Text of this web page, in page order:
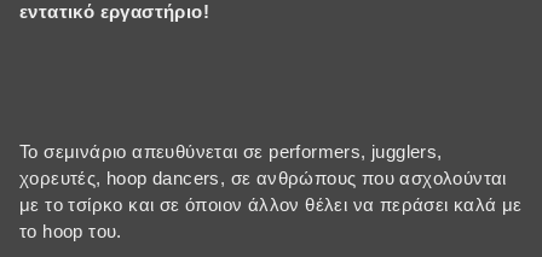
εντατικό εργαστήριο!
Το σεμινάριο απευθύνεται σε performers, jugglers,
χορευτές, hoop dancers, σε ανθρώπους που ασχολούνται
με το τσίρκο και σε όποιον άλλον θέλει να περάσει καλά με
το hoop του.